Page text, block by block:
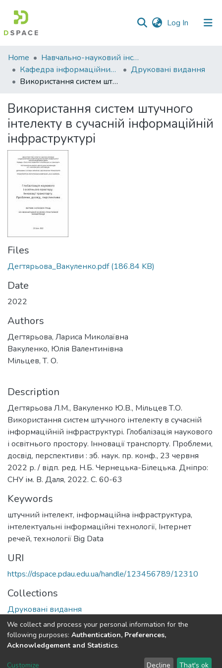
Log In (current)
Communities
&
Collections
Statistics
Home
Навчально-науковий інститут економіки, управління, права та інформаційних технологій
Кафедра інформаційних систем та технологій
Друковані видання
Використання систем штучного інтелекту в сучасній інформаційній інфраструктурі
Використання систем штучного
інтелекту в сучасній інформаційній
інфраструктурі
Files
Дегтярьова_Вакуленко.pdf(186.84 KB)
Date
2022
Authors
Дегтярьова, Лариса Миколаївна
Вакуленко, Юлія Валентинівна
Мільцев, Т. О.
Description
Дегтярьова Л.М., Вакуленко Ю.В., Мільцев Т.О.
Використання систем штучного інтелекту в сучасній
інформаційній інфраструктурі. Глобалізація наукового
і освітнього простору. Інновації транспорту. Проблеми,
досвід, перспективи : зб. наук. пр. конф., 23 червня
2022 р. / відп. ред. Н.Б. Чернецька-Білецька. Дніпро:
СНУ ім. В. Даля, 2022. С. 60-63
Keywords
штучний інтелект, інформаційна інфраструктура,
інтелектуальні інформаційні технології, Інтернет
речей, технології Big Data
URI
https://dspace.pdau.edu.ua/handle/123456789/12310
Collections
Друковані видання
Full item page
DSpace software copyright © 2002-2026 LYRASIS
We collect and process your personal information for the
following purposes: Authentication, Preferences,
Acknowledgement and Statistics.
Customize Decline That's ok